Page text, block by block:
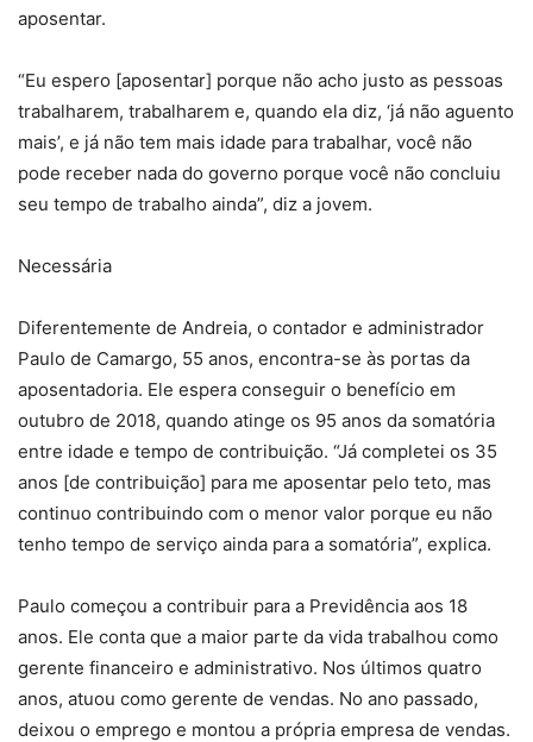
aposentar.
“Eu espero [aposentar] porque não acho justo as pessoas
trabalharem, trabalharem e, quando ela diz, ‘já não aguento
mais’, e já não tem mais idade para trabalhar, você não
pode receber nada do governo porque você não concluiu
seu tempo de trabalho ainda”, diz a jovem.
Necessária
Diferentemente de Andreia, o contador e administrador
Paulo de Camargo, 55 anos, encontra-se às portas da
aposentadoria. Ele espera conseguir o benefício em
outubro de 2018, quando atinge os 95 anos da somatória
entre idade e tempo de contribuição. “Já completei os 35
anos [de contribuição] para me aposentar pelo teto, mas
continuo contribuindo com o menor valor porque eu não
tenho tempo de serviço ainda para a somatória”, explica.
Paulo começou a contribuir para a Previdência aos 18
anos. Ele conta que a maior parte da vida trabalhou como
gerente financeiro e administrativo. Nos últimos quatro
anos, atuou como gerente de vendas. No ano passado,
deixou o emprego e montou a própria empresa de vendas.